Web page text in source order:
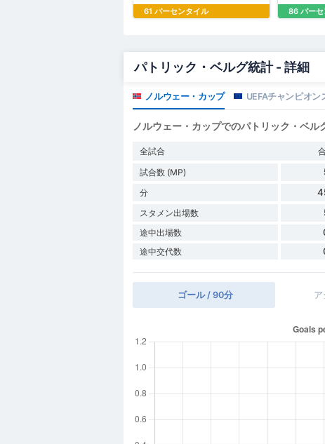
61 パーセンタイル 86 パー
パトリック・ベルグ統計 - 詳細
ノルウェー・カップ UEFAチャンピオン
ノルウェー・カップでのパトリック・ベル
全試合
試合数 (MP)
分
スタメン出場数
途中出場数
途中交代数
ゴール / 90分